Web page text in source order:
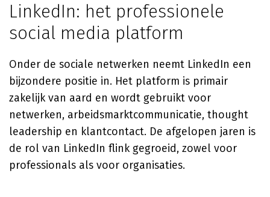
LinkedIn: het professionele
social media platform
Onder de sociale netwerken neemt LinkedIn een
bijzondere positie in. Het platform is primair
zakelijk van aard en wordt gebruikt voor
netwerken, arbeidsmarktcommunicatie, thought
leadership en klantcontact. De afgelopen jaren is
de rol van LinkedIn flink gegroeid, zowel voor
professionals als voor organisaties.